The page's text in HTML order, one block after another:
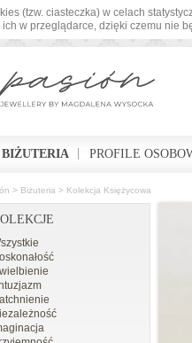
(tzw. ciasteczka) w celach
w przeglądarce, dzięki czemu nie
BIŻUTERIA PROFILE
> Biżuteria > Kolekcja Księżycowa